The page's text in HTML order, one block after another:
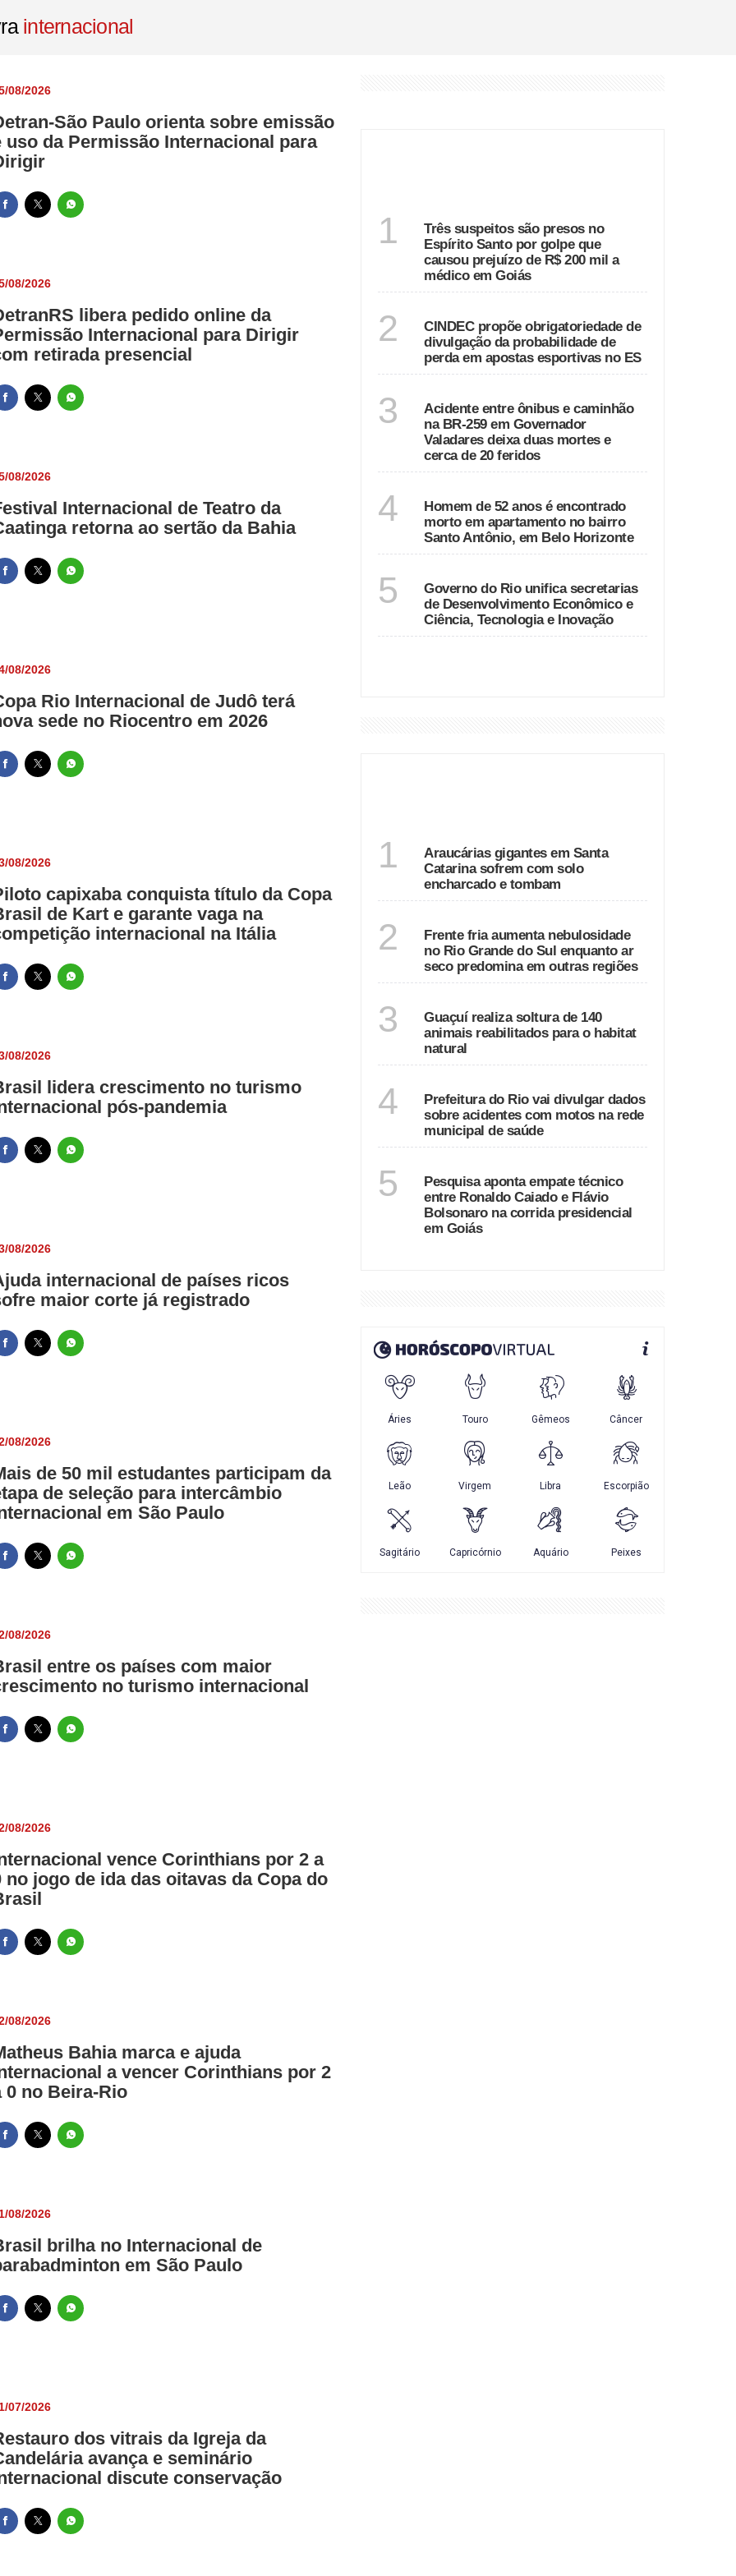
no Espírito Santo por golpe que causou prejuízo de R$ 200 mil a médico em Goiás
caminhão na BR-259 em Governador Valadares deixa duas mortes e cerca de 20 feridos
morto em apartamento no bairro Santo Antônio, em Belo Horizonte
internacional
08/2026
São Paulo orienta sobre emissão
uso da Permissão Internacional para
08/2026
libera pedido online da
Internacional para Dirigir
retirada presencial
08/2026
Internacional de Teatro da
retorna ao sertão da Bahia
08/2026
Rio Internacional de Judô terá
sede no Riocentro em 2026
08/2026
capixaba conquista título da Copa
de Kart e garante vaga na
internacional na Itália
08/2026
lidera crescimento no turismo
pós-pandemia
08/2026
internacional de países ricos
maior corte já registrado
08/2026
de 50 mil estudantes participam da
de seleção para intercâmbio
em São Paulo
08/2026
entre os países com maior
no turismo internacional
08/2026
vence Corinthians por 2 a
no jogo de ida das oitavas da Copa do
08/2026
Bahia marca e ajuda
a vencer Corinthians por 2
0 no Beira-Rio
08/2026
brilha no Internacional de
em São Paulo
07/2026
dos vitrais da Igreja da
avança e seminário
discute conservação
1
Três suspeitos são presos no
Espírito Santo por golpe que
causou prejuízo de R$ 200 mil a
médico em Goiás
2
CINDEC propõe obrigatoriedade de
divulgação da probabilidade de
perda em apostas esportivas no ES
3
Acidente entre ônibus e caminhão
na BR-259 em Governador
Valadares deixa duas mortes e
cerca de 20 feridos
4
Homem de 52 anos é encontrado
morto em apartamento no bairro
Santo Antônio, em Belo Horizonte
5
Governo do Rio unifica secretarias
de Desenvolvimento Econômico e
Ciência, Tecnologia e Inovação
1
Araucárias gigantes em Santa
Catarina sofrem com solo
encharcado e tombam
2
Frente fria aumenta nebulosidade
no Rio Grande do Sul enquanto ar
seco predomina em outras regiões
3
Guaçuí realiza soltura de 140
animais reabilitados para o habitat
natural
4
Prefeitura do Rio vai divulgar dados
sobre acidentes com motos na rede
municipal de saúde
5
Pesquisa aponta empate técnico
entre Ronaldo Caiado e Flávio
Bolsonaro na corrida presidencial
em Goiás